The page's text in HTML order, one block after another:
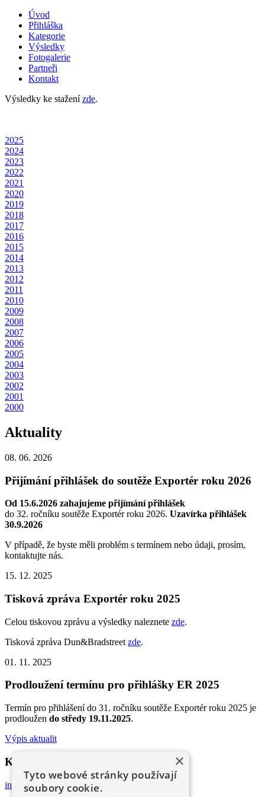
Úvod
Přihláška
Kategorie
Výsledky
Fotogalerie
Partneři
Kontakt
Výsledky ke staženízde.
2025
2024
2023
2022
2021
2020
2019
2018
2017
2016
2015
2014
2013
2012
2011
2010
2009
2008
2007
2006
2005
2004
2003
2002
2001
2000
Aktuality
08. 06. 2026
Přijímání přihlášek do soutěže Exportér roku 2026
Od 15.6.2026 zahajujeme přijímání přihlášek
do 32. ročníku soutěže Exportér roku 2026. Uzavírka přihlášek
30.9.2026
V případě, že byste měli problém s termínem nebo údaji, prosím,
kontaktujte nás.
15. 12. 2025
Tisková zpráva Exportér roku 2025
Celou tiskovou zprávu a výsledky naleznete zde.
Tisková zpráva Dun&Bradstreet zde.
01. 11. 2025
Prodloužení termínu pro přihlášky ER 2025
Termín pro přihlášení do 31. ročníku soutěže Exportér roku 2025 je
prodloužen do středy 19.11.2025.
Výpis aktualit
Kontakt pro zasílání přihlášek
info@strednistav.cz
×
Tyto webové stránky používají
soubory cookie.